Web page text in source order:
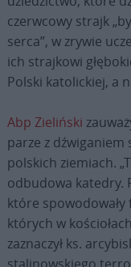
czerwcowy strajk
serca”, w zrywie
ich strajkowi
Polski katolickiej, a
Abp Zieliński
parze z dźwiganiem
polskich ziemiach.
odbudowa katedry.
które spowodowały
których w
zaznaczył ks.